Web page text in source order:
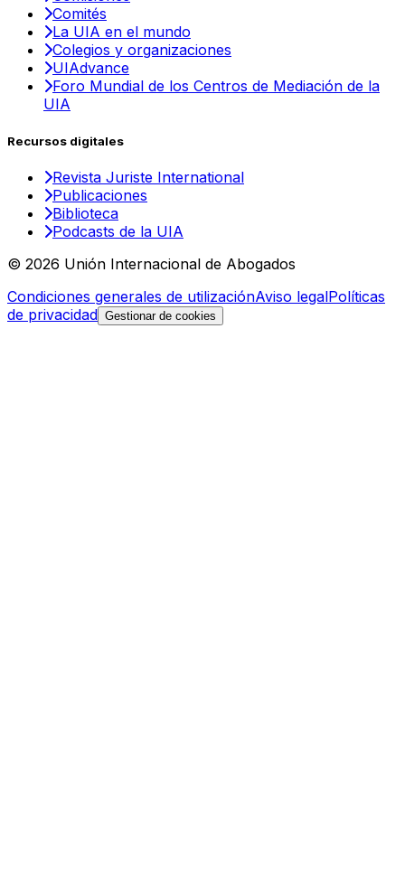
Comités
La UIA en el mundo
Colegios y organizaciones
UIAdvance
Foro Mundial de los Centros de Mediación de la
UIA
Recursos digitales
Revista Juriste International
Publicaciones
Biblioteca
Podcasts de la UIA
© 2026 Unión Internacional de Abogados
Condiciones generales de utilizaciónAviso legalPolíticas
de privacidad Gestionar de cookies